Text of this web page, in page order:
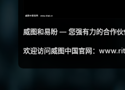
威图和易盼 — 您强有力的合作伙
欢迎访问威图中国官网：